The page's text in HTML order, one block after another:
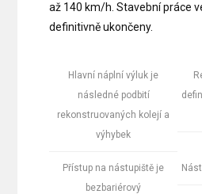
až 140 km/h. Stavební práce
definitivně ukončeny.
Hlavní náplní výluk je
následné podbití
rekonstruovaných kolejí a
výhybek
Přístup na nástupiště je
bezbariérový